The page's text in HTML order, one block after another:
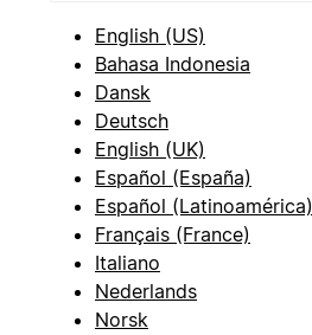
English (US)
Bahasa Indonesia
Dansk
Deutsch
English (UK)
Español (España)
Español (Latinoamérica)
Français (France)
Italiano
Nederlands
Norsk